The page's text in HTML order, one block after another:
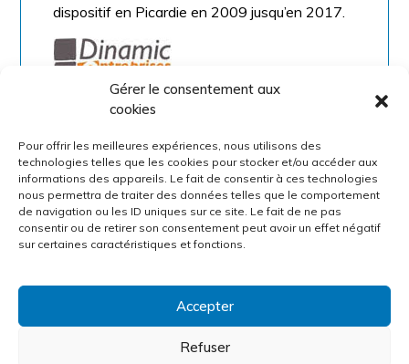
Gérer le consentement aux
cookies
Pour offrir les meilleures expériences, nous utilisons des
technologies telles que les cookies pour stocker et/ou accéder aux
informations des appareils. Le fait de consentir à ces technologies
nous permettra de traiter des données telles que le comportement
de navigation ou les ID uniques sur ce site. Le fait de ne pas
consentir ou de retirer son consentement peut avoir un effet négatif
sur certaines caractéristiques et fonctions.
Accepter
Refuser
dispositif en Picardie en 2009 jusqu’en 2017.
• DINAMIC Entreprises Picardie (action
collective) – CCI Amiens Picardie
• Dispositif d’accompagnement des PME-PMI
financé par l’Europe, l’État et la Région
•Site Web
© 2006-2026 MARKETING ON DEMAND SARL – Tous
Mentions légales